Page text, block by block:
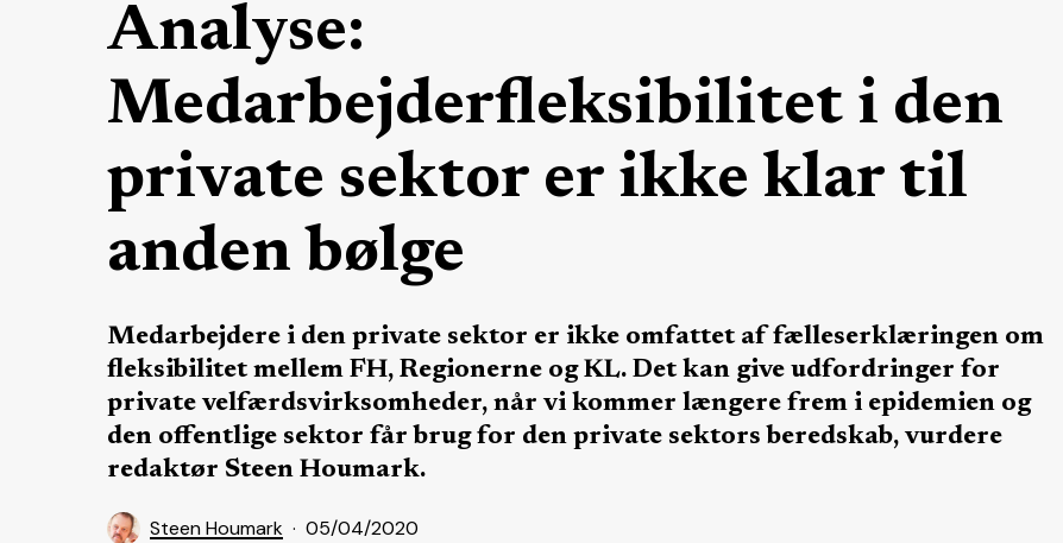
Analyse:
Medarbejderfleksibilitet i den
private sektor er ikke klar til
anden bølge
Medarbejdere i den private sektor er ikke omfattet af fælleserklæringen om
fleksibilitet mellem FH, Regionerne og KL. Det kan give udfordringer for
private velfærdsvirksomheder, når vi kommer længere frem i epidemien og
den offentlige sektor får brug for den private sektors beredskab, vurdere
redaktør Steen Houmark.
Steen Houmark 05/04/2020